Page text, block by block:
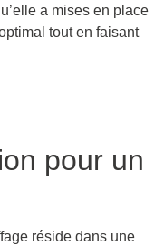
a mises en place
tout en faisant
pour un
réside dans une